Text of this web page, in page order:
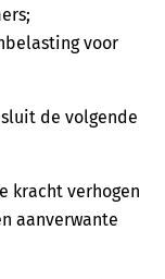
voor
de volgende
kracht verhogen
aanverwante